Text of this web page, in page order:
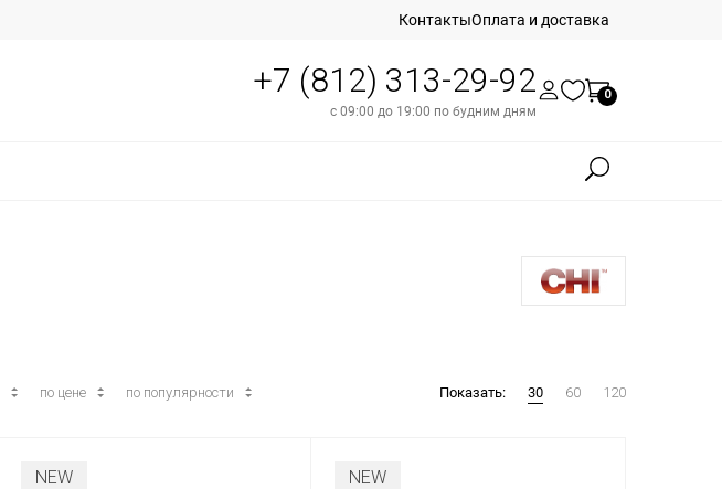
КонтактыОплата и доставка
+7 (812) 313-29-92
с 09:00 до 19:00 по будним дням
0
по цене по популярности Показать: 30 60 120
NEW NEW